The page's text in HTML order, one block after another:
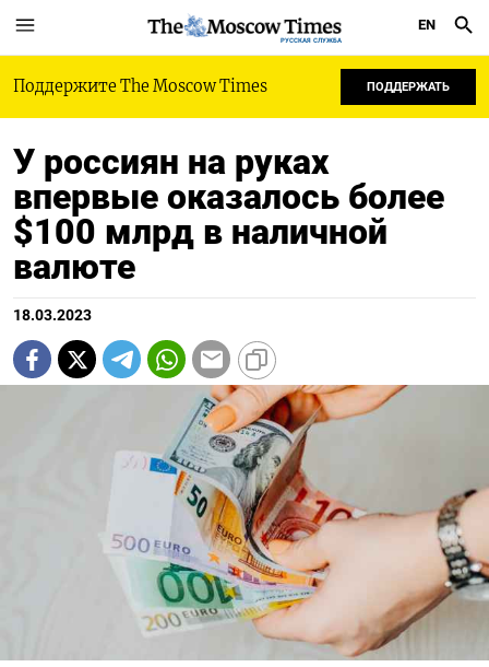
РУССКАЯ СЛУЖБА
EN
Поддержите The Moscow Times ПОДДЕРЖАТЬ
У россиян на руках
впервые оказалось более
$100 млрд в наличной
валюте
18.03.2023